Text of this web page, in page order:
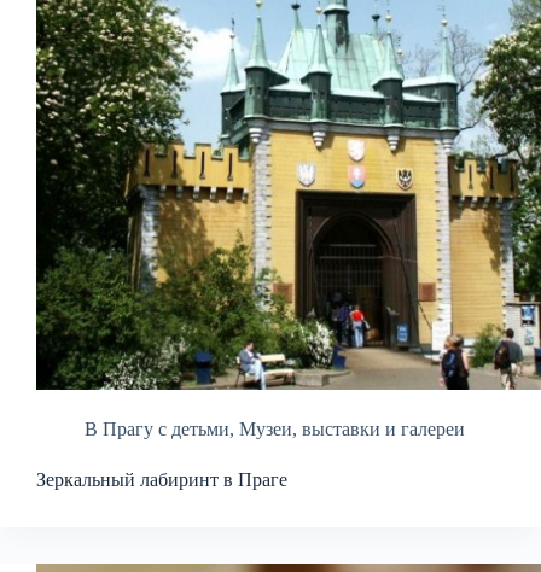
В Прагу с детьми, Музеи, выставки и галереи
Зеркальный лабиринт в Праге